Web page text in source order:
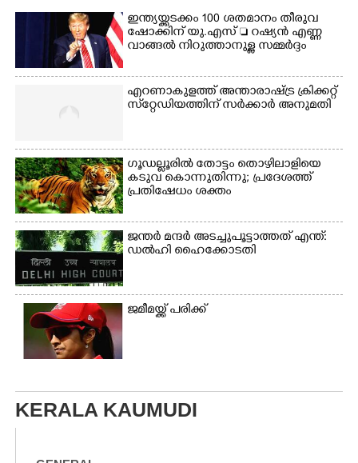
ഇന്ത്യയ്ക്കടക്കം 100 ശതമാനം തീരുവ
ഷോക്കിന് യു.എസ്  റഷ്യൻ എണ്ണ
വാങ്ങൽ നിറുത്താനുള്ള സമ്മർദ്ദം
എറണാകുളത്ത് അന്താരാഷ്ട്ര ക്രിക്കറ്റ്
സ്‌റ്റേഡിയത്തിന് സർക്കാർ അനുമതി
ഗൂഡല്ലൂരിൽ തോട്ടം തൊഴിലാളിയെ
കടുവ കൊന്നുതിന്നു; പ്രദേശത്ത്
പ്രതിഷേധം ശക്തം
ജന്ത‌‌ർ മന്ദർ അടച്ചുപൂട്ടാത്തത് എന്ത്:
ഡൽഹി ഹൈക്കോടതി
ജമീമയ്ക്ക് പരിക്ക്
KERALA KAUMUDI